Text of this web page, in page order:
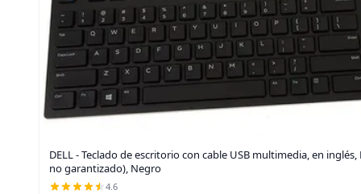
DELL - Teclado de escritorio con cable USB multimedia, en
no garantizado), Negro
4.6